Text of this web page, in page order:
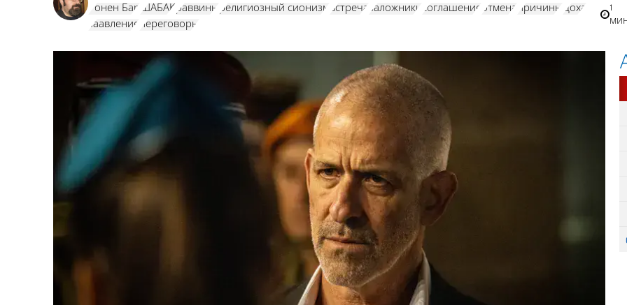
Ронен Бар ШАБАК раввины религиозный сионизм встреча заложники соглашение отмена причины
Доха
заавление
переговоры
1